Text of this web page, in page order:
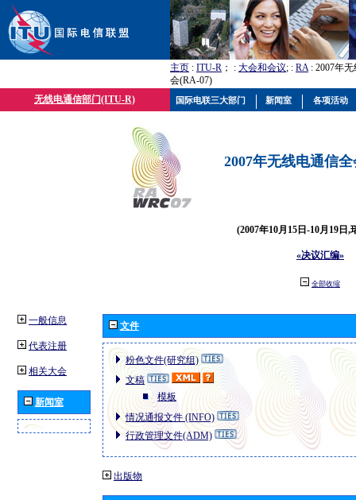
主页 : ITU-R ； : 大会和会议; : RA: 2007年
会(RA-07)
无线电通信部门(ITU-R)
2007年无线电通信
(2007年10月15日-10月19日,
«决议汇编»
全部收缩
一般信息
代表注册
相关大会
新闻室
文件
粉色文件(研究组)
文稿
模板
情况通报文件 (INFO)
行政管理文件(ADM)
出版物
国际电联三大部门 新闻室 各项活动